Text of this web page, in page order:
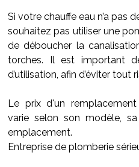
Si votre chauffe eau n’a pas
souhaitez pas utiliser une
de déboucher la
torches. Il est important
d’utilisation, afin d’éviter tout
Le prix d'un
varie selon son modèle,
emplacement.
Entreprise de plomberie